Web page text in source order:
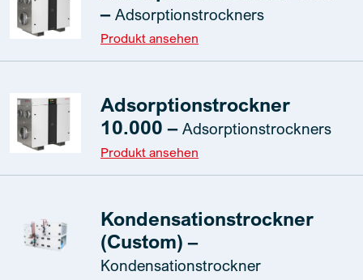
– Adsorptionstrockners
Produkt ansehen
Adsorptionstrockner
10.000 – Adsorptionstrockners
Produkt ansehen
Kondensationstrockner
(Custom) –
Kondensationstrockner